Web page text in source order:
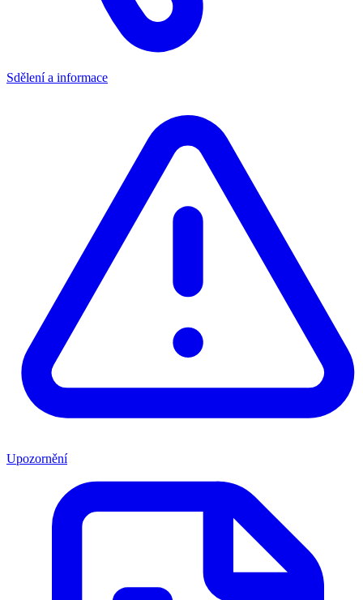
Sdělení a informace
Upozornění